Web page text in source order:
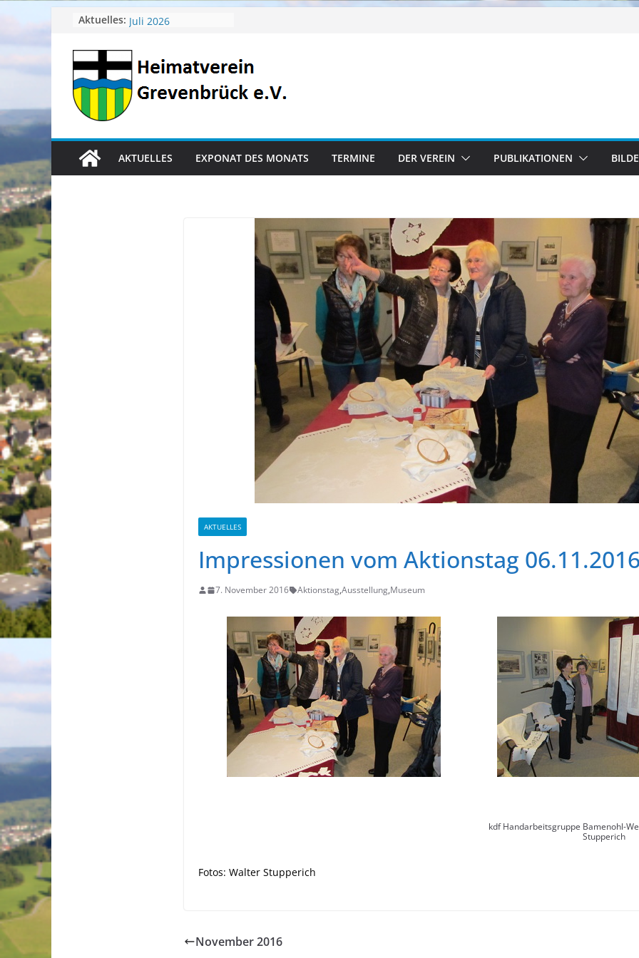
springen
Aktuelles: April 2026
Juni 2026
Mai 2026
Heimatverein aktuell
AKTUELLES EXPONAT DES MONATS TERMINE DER VEREIN PUBLIKATIONEN
AKTUELLES
Impressionen vom Aktionstag
7. November 2016 Aktionstag,Ausstellung,Museum
kdf Handarbeitsgruppe Bamenohl-
Stupperich
Fotos: Walter Stupperich
November 2016